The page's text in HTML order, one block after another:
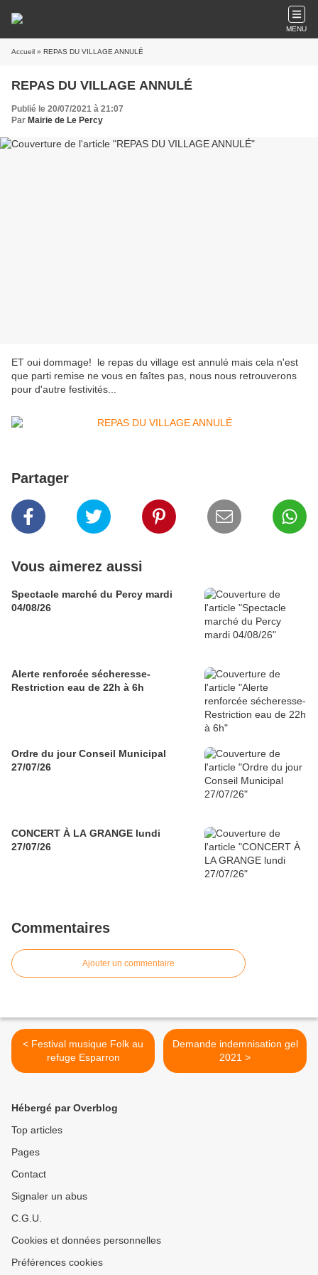
MENU
Accueil » REPAS DU VILLAGE ANNULÉ
REPAS DU VILLAGE ANNULÉ
Publié le 20/07/2021 à 21:07
Par Mairie de Le Percy
ET oui dommage! le repas du village est annulé mais cela n'est
que parti remise ne vous en faîtes pas, nous nous retrouverons
pour d'autre festivités...
Partager
Vous aimerez aussi
Spectacle marché du Percy mardi
04/08/26
Alerte renforcée sécheresse-
Restriction eau de 22h à 6h
Ordre du jour Conseil Municipal
27/07/26
CONCERT À LA GRANGE lundi
27/07/26
Commentaires
Ajouter un commentaire
< Festival musique Folk au
refuge Esparron
Demande indemnisation gel
2021 >
Hébergé par Overblog
Top articles
Pages
Contact
Signaler un abus
C.G.U.
Cookies et données personnelles
Préférences cookies